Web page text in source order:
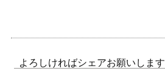
よろしければシェアお願いします